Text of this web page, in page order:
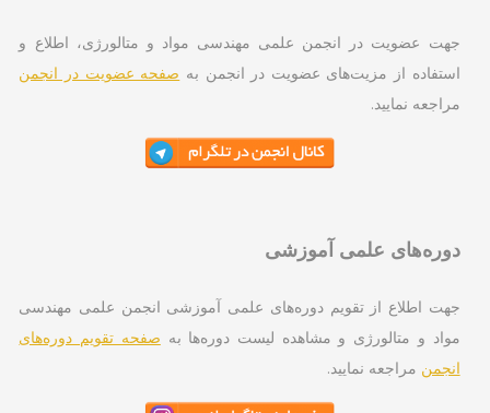
عضویت در انجمن علمی مهندسی مواد و متالورژی، اطلاع و
از مزیت‌های عضویت در انجمن بهصفحه عضویت در انجمن
نمایید.
علمی آموزشی
اطلاع از تقویم دوره‌های علمی آموزشی انجمن علمی مهندسی
و متالورژی و مشاهده لیست دوره‌ها بهصفحه تقویم دوره‌های
مراجعه نمایید.